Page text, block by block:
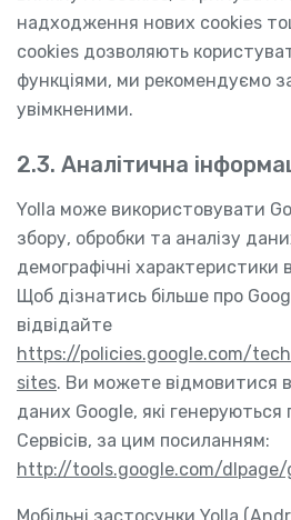
надходження нових cookies
cookies дозволяють
функціями, ми рекомендуємо
увімкненими.
2.3. Аналітична
Yolla може використовувати
збору, обробки та аналізу
демографічні характеристики
Щоб дізнатись більше про
відвідайте
https://policies.google.com/
sites. Ви можете відмовитися
даних Google, які генеруються
Сервісів, за цим посиланням:
http://tools.google.com/